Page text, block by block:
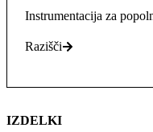
Instrumentacija za
Razišči
IZDELKI